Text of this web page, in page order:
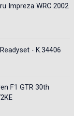
Impreza WRC 2002
- K.34406
F1 GTR 30th